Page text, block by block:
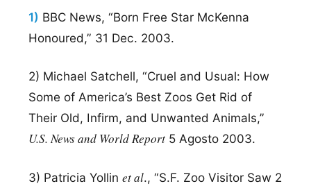
1) BBC News, “Born Free Star McKenna
Honoured,” 31 Dec. 2003.
2) Michael Satchell, “Cruel and Usual: How
Some of America’s Best Zoos Get Rid of
Their Old, Infirm, and Unwanted Animals,”
U.S. News and World Report5 Agosto 2003.
3) Patricia Yollin et al., “S.F. Zoo Visitor Saw 2